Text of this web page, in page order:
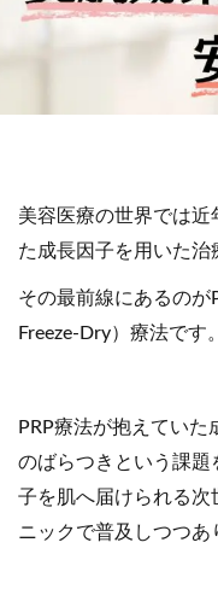
美容医療の世界では
た成長因子を用いた治
その最前線にあるのが
Freeze-Dry）療法です。
PRP療法が抱えてい
のばらつきという課題
子を肌へ届けられる次
ニックで普及しつつあ